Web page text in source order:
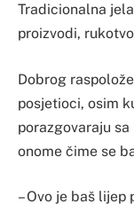
Tradicionalna
proizvodi,
Dobrog
posjetioci, osim
porazgovaraju
onome čime se
– Ovo je baš